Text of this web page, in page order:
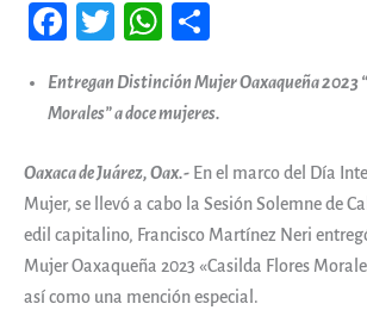
Fa
b
k
T
tt
W
ts
A
pp
pa
r
Entregan Distinción Mujer Oaxaqueña 2023
Morales” a doce mujeres.
Oaxaca de Juárez, Oax.- En el marco del Día
Mujer, se llevó a cabo la Sesión Solemne de
edil capitalino, Francisco Martínez Neri
Mujer Oaxaqueña 2023 «Casilda Flores
así como una mención especial.